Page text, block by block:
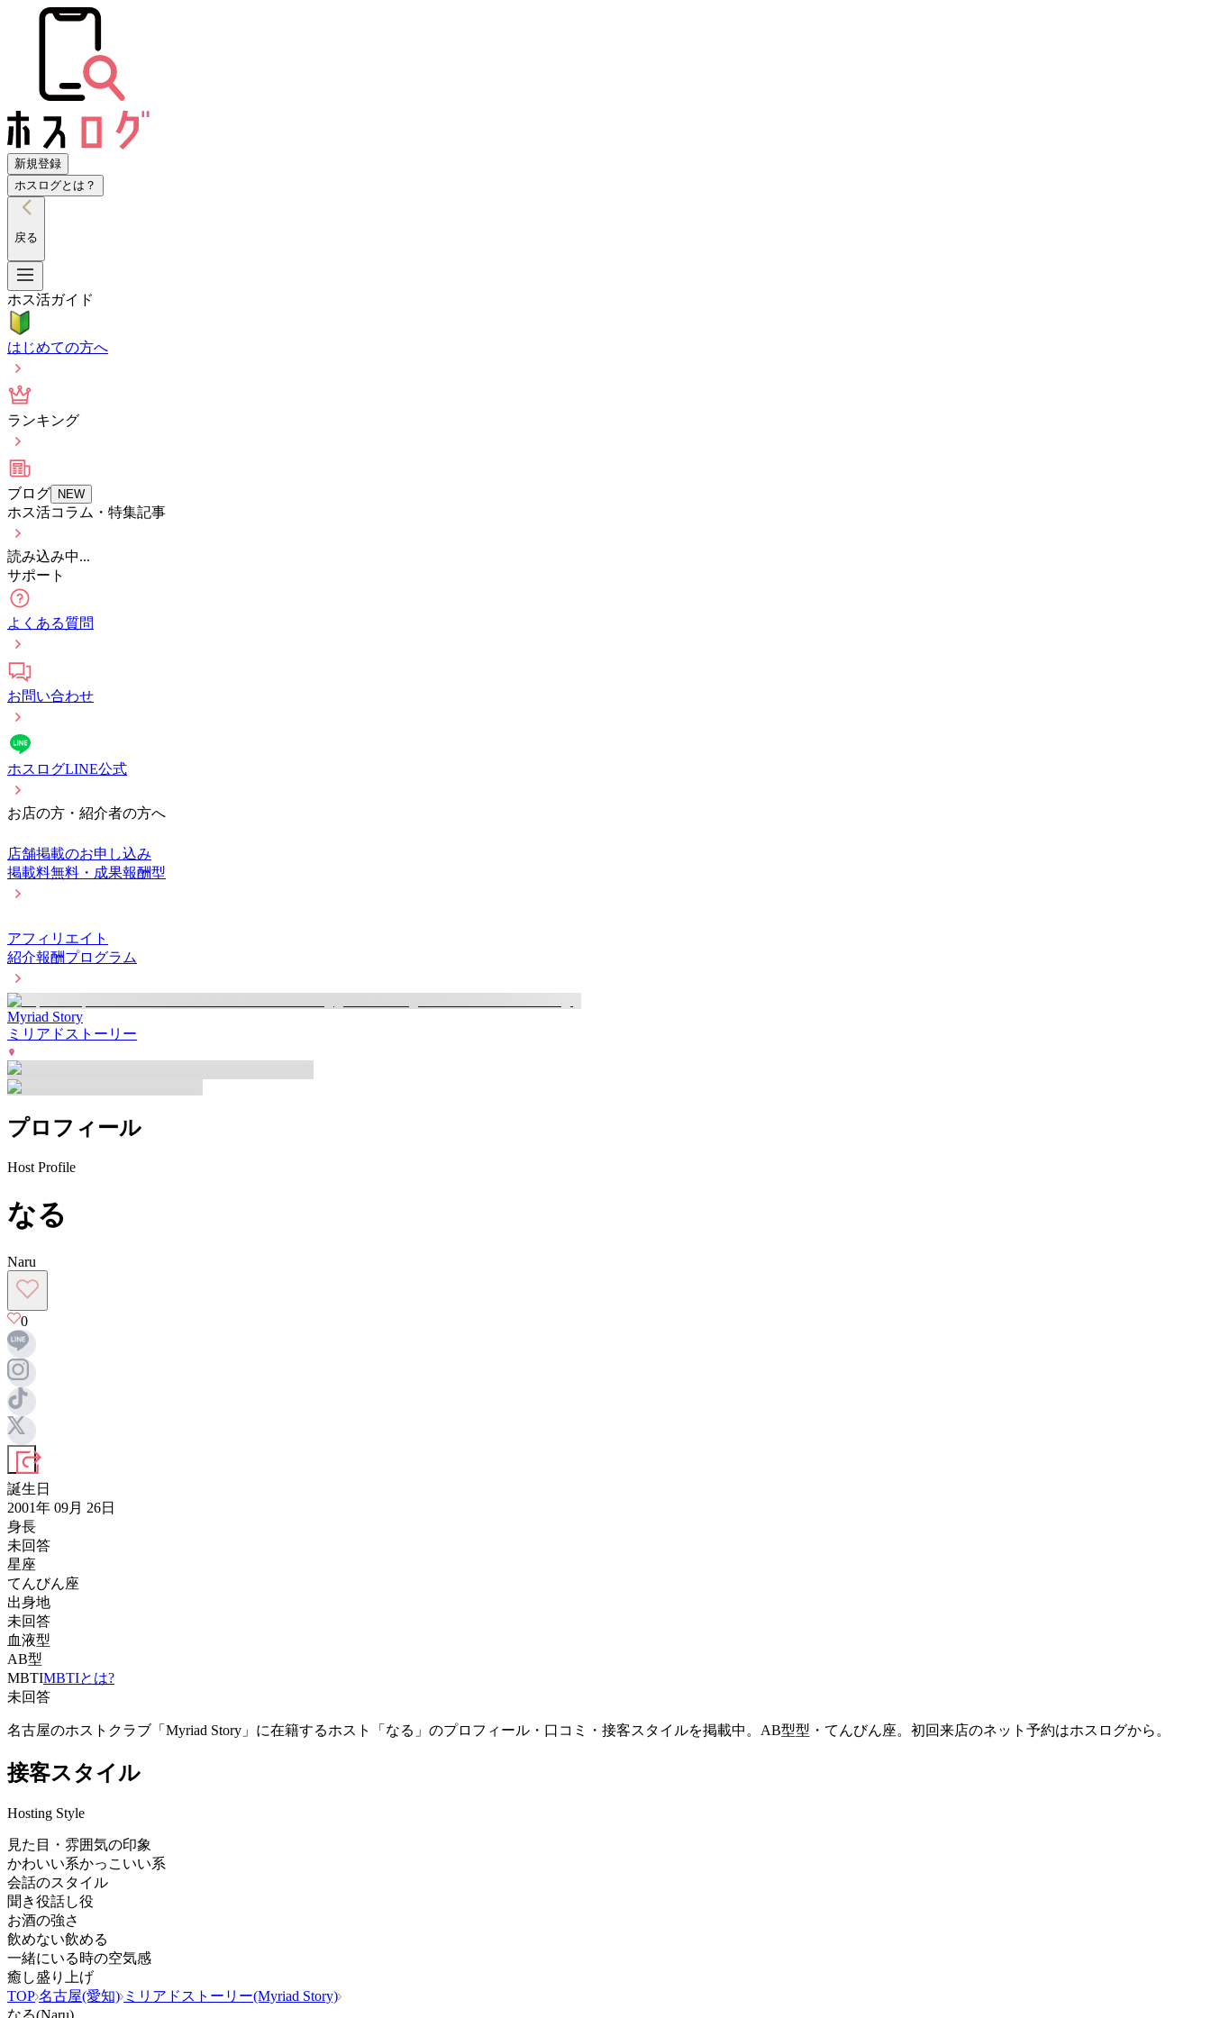
新規登録
ホスログとは？
戻る
ホス活ガイド
はじめての方へ
ランキング
ブログ NEW
ホス活コラム・特集記事
読み込み中...
サポート
よくある質問
お問い合わせ
ホスログLINE公式
お店の方・紹介者の方へ
店舗掲載のお申し込み
掲載料無料・成果報酬型
アフィリエイト
紹介報酬プログラム
Myriad Story
ミリアドストーリー
プロフィール
Host Profile
なる
Naru
0
誕生日
2001年 09月 26日
身長
未回答
星座
てんびん座
出身地
未回答
血液型
AB型
MBTIMBTIとは?
未回答
名古屋のホストクラブ「Myriad Story」に在籍するホスト「なる」のプロフィール・口コミ・接客スタイルを掲載中。AB型型・てんびん座。初回来店のネット予約はホスログから。
接客スタイル
Hosting Style
見た目・雰囲気の印象
かわいい系かっこいい系
会話のスタイル
聞き役話し役
お酒の強さ
飲めない飲める
一緒にいる時の空気感
癒し盛り上げ
TOP 名古屋(愛知) ミリアドストーリー(Myriad Story)